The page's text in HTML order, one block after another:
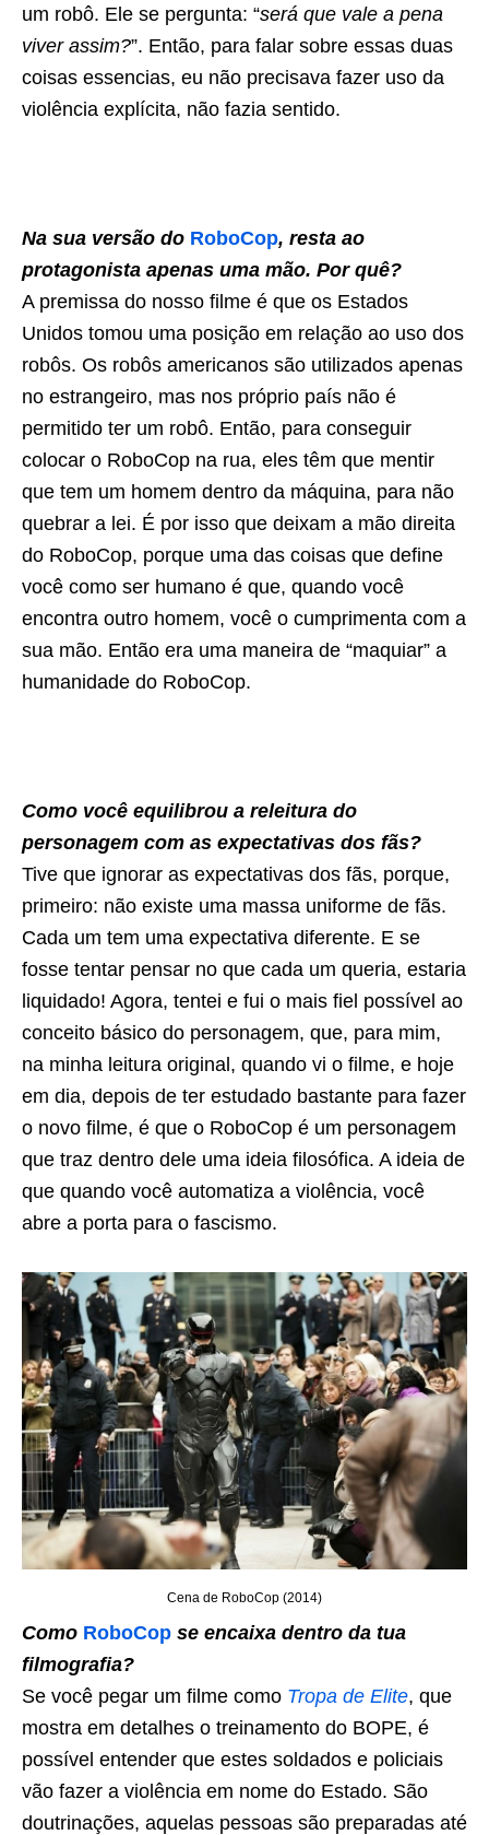
um robô. Ele se pergunta: “será que vale a pena
viver assim?”. Então, para falar sobre essas duas
coisas essencias, eu não precisava fazer uso da
violência explícita, não fazia sentido.
Na sua versão do RoboCop, resta ao
protagonista apenas uma mão. Por quê?
A premissa do nosso filme é que os Estados
Unidos tomou uma posição em relação ao uso dos
robôs. Os robôs americanos são utilizados apenas
no estrangeiro, mas nos próprio país não é
permitido ter um robô. Então, para conseguir
colocar o RoboCop na rua, eles têm que mentir
que tem um homem dentro da máquina, para não
quebrar a lei. É por isso que deixam a mão direita
do RoboCop, porque uma das coisas que define
você como ser humano é que, quando você
encontra outro homem, você o cumprimenta com a
sua mão. Então era uma maneira de “maquiar” a
humanidade do RoboCop.
Como você equilibrou a releitura do
personagem com as expectativas dos fãs?
Tive que ignorar as expectativas dos fãs, porque,
primeiro: não existe uma massa uniforme de fãs.
Cada um tem uma expectativa diferente. E se
fosse tentar pensar no que cada um queria, estaria
liquidado! Agora, tentei e fui o mais fiel possível ao
conceito básico do personagem, que, para mim,
na minha leitura original, quando vi o filme, e hoje
em dia, depois de ter estudado bastante para fazer
o novo filme, é que o RoboCop é um personagem
que traz dentro dele uma ideia filosófica. A ideia de
que quando você automatiza a violência, você
abre a porta para o fascismo.
Cena de RoboCop (2014)
Como RoboCop se encaixa dentro da tua
filmografia?
Se você pegar um filme como Tropa de Elite, que
mostra em detalhes o treinamento do BOPE, é
possível entender que estes soldados e policiais
vão fazer a violência em nome do Estado. São
doutrinações, aquelas pessoas são preparadas até